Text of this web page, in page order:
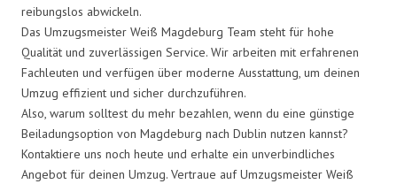
reibungslos abwickeln.
Das Umzugsmeister Weiß Magdeburg Team steht für hohe
Qualität und zuverlässigen Service. Wir arbeiten mit erfahrenen
Fachleuten und verfügen über moderne Ausstattung, um deinen
Umzug effizient und sicher durchzuführen.
Also, warum solltest du mehr bezahlen, wenn du eine günstige
Beiladungsoption von Magdeburg nach Dublin nutzen kannst?
Kontaktiere uns noch heute und erhalte ein unverbindliches
Angebot für deinen Umzug. Vertraue auf Umzugsmeister Weiß